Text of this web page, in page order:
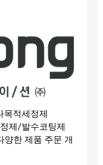
적세정제
제/발수코팅제
한 제품 주문 개